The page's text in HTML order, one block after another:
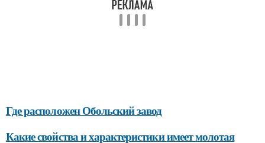
Где расположен Обольский завод
Какие свойства и характеристики имеет молотая